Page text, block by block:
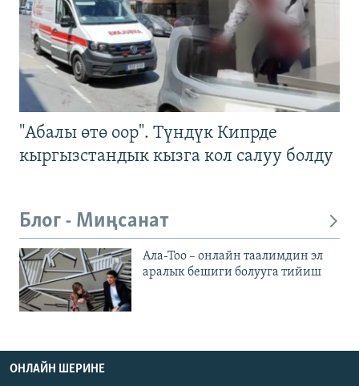
"Абалы өтө оор". Түндүк Кипрде
кыргызстандык кызга кол салуу болду
Блог - Миңсанат
Ала-Тоо – онлайн таалимдин эл
аралык бешиги болууга тийиш
ОНЛАЙН ШЕРИНЕ